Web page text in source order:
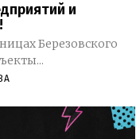
и
Березовского